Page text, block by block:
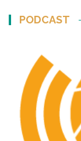
PODCAST